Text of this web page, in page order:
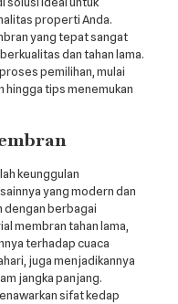
properti Anda.
yang tepat sangat
dan tahan lama.
pemilihan, mulai
hingga tips menemukan
keunggulan
yang modern dan
dengan berbagai
membran tahan lama,
terhadap cuaca
juga menjadikannya
jangka panjang.
sifat kedap